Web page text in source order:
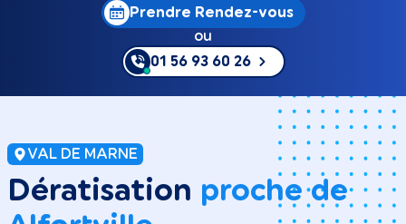
Prendre Rendez-vous
ou
01 56 93 60 26
VAL DE MARNE
Dératisation proche de